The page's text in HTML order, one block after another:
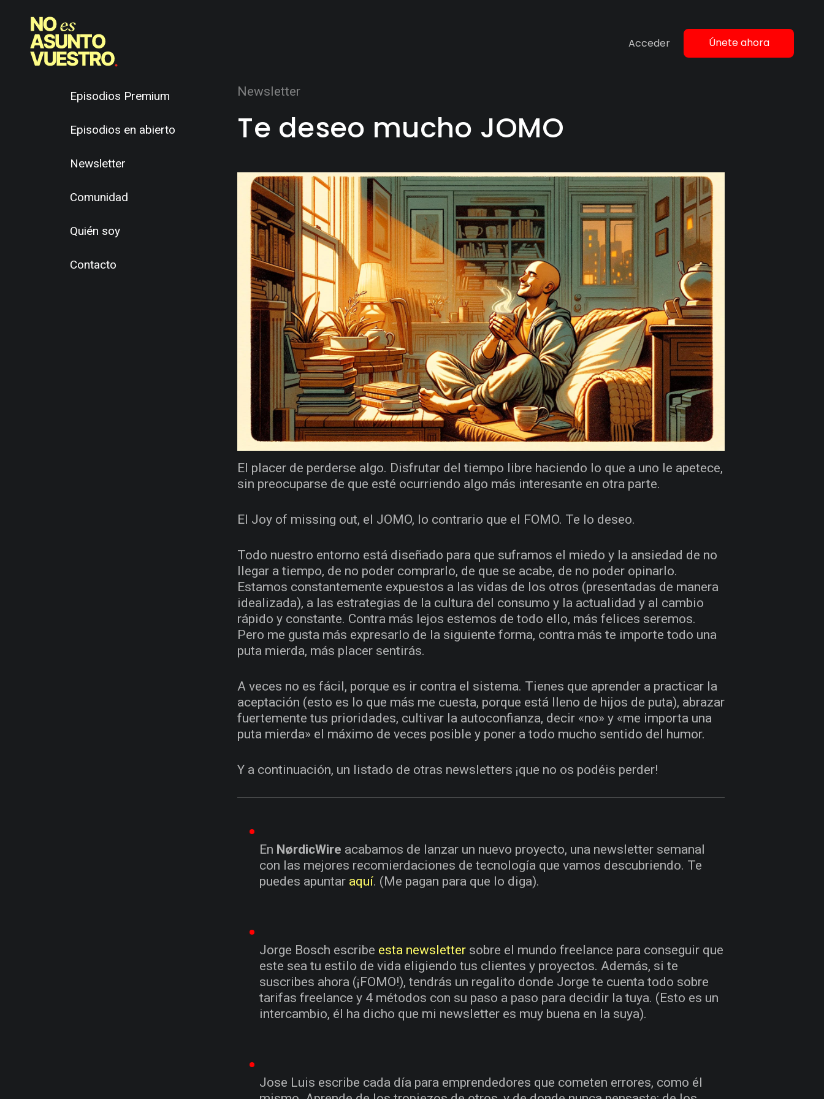
Acceder Únete ahora
Episodios Premium
Episodios en abierto
Newsletter
Comunidad
Quién soy
Contacto
Newsletter
Te deseo mucho JOMO
El placer de perderse algo. Disfrutar del tiempo libre haciendo lo que a uno le apetece,
sin preocuparse de que esté ocurriendo algo más interesante en otra parte.
El Joy of missing out, el JOMO, lo contrario que el FOMO. Te lo deseo.
Todo nuestro entorno está diseñado para que suframos el miedo y la ansiedad de no
llegar a tiempo, de no poder comprarlo, de que se acabe, de no poder opinarlo.
Estamos constantemente expuestos a las vidas de los otros (presentadas de manera
idealizada), a las estrategias de la cultura del consumo y la actualidad y al cambio
rápido y constante. Contra más lejos estemos de todo ello, más felices seremos.
Pero me gusta más expresarlo de la siguiente forma, contra más te importe todo una
puta mierda, más placer sentirás.
A veces no es fácil, porque es ir contra el sistema. Tienes que aprender a practicar la
aceptación (esto es lo que más me cuesta, porque está lleno de hijos de puta), abrazar
fuertemente tus prioridades, cultivar la autoconfianza, decir «no» y «me importa una
puta mierda» el máximo de veces posible y poner a todo mucho sentido del humor.
Y a continuación, un listado de otras newsletters ¡que no os podéis perder!
En NørdicWire acabamos de lanzar un nuevo proyecto, una newsletter semanal
con las mejores recomierdaciones de tecnología que vamos descubriendo. Te
puedes apuntar aquí. (Me pagan para que lo diga).
Jorge Bosch escribe esta newsletter sobre el mundo freelance para conseguir que
este sea tu estilo de vida eligiendo tus clientes y proyectos. Además, si te
suscribes ahora (¡FOMO!), tendrás un regalito donde Jorge te cuenta todo sobre
tarifas freelance y 4 métodos con su paso a paso para decidir la tuya. (Esto es un
intercambio, él ha dicho que mi newsletter es muy buena en la suya).
Jose Luis escribe cada día para emprendedores que cometen errores, como él